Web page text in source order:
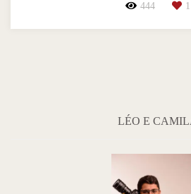
444 1
LÉO E